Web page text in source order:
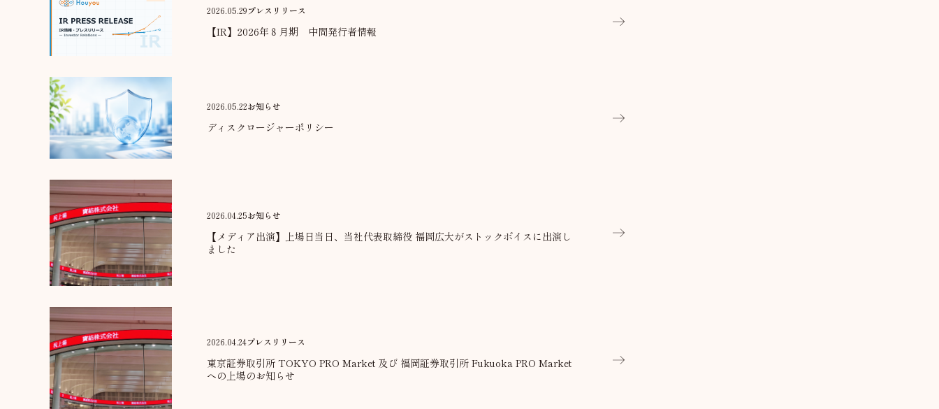
2026.05.29プレスリリース
【IR】2026年８月期 中間発行者情報
2026.05.22お知らせ
ディスクロージャーポリシー
2026.04.25お知らせ
【メディア出演】上場日当日、当社代表取締役 福岡広大がストックボイスに出演し
ました
2026.04.24プレスリリース
東京証券取引所 TOKYO PRO Market 及び 福岡証券取引所 Fukuoka PRO Market
への上場のお知らせ